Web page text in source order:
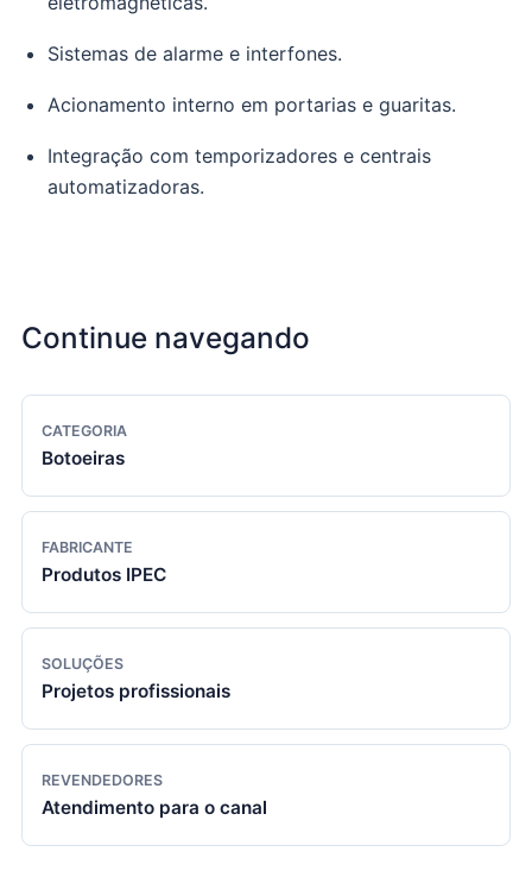
Sistemas de alarme e interfones.
Acionamento interno em portarias e guaritas.
Integração com temporizadores e centrais
automatizadoras.
Continue navegando
CATEGORIA
Botoeiras
FABRICANTE
Produtos IPEC
SOLUÇÕES
Projetos profissionais
REVENDEDORES
Atendimento para o canal